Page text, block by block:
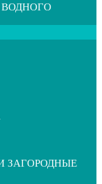
ЗАГОРОДНЫЕ